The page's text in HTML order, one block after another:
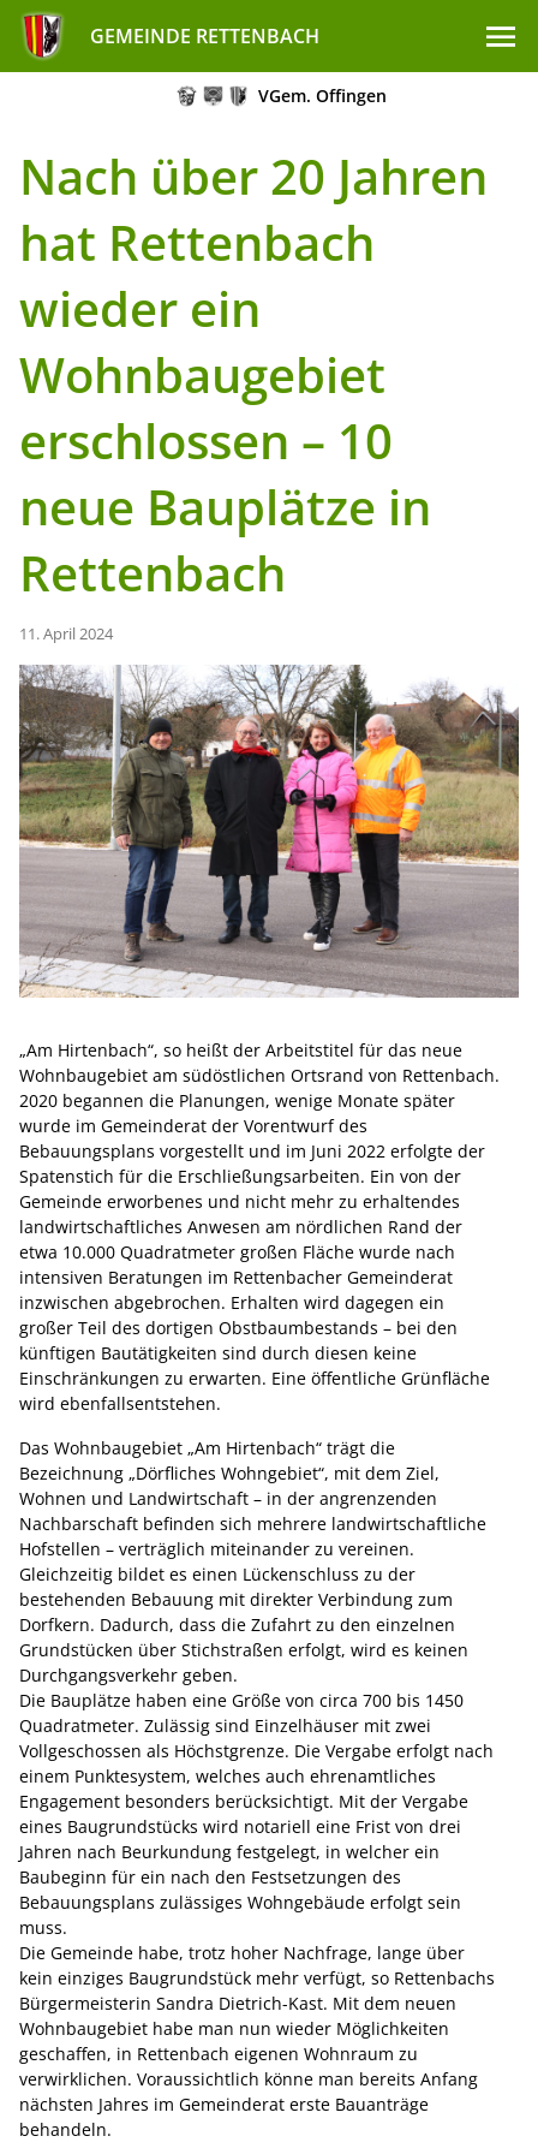
GEMEINDE RETTENBACH
VGem. Offingen
Nach über 20 Jahren
hat Rettenbach
wieder ein
Wohnbaugebiet
erschlossen – 10
neue Bauplätze in
Rettenbach
11. April 2024
„Am Hirtenbach“, so heißt der Arbeitstitel für das neue
Wohnbaugebiet am südöstlichen Ortsrand von Rettenbach.
2020 begannen die Planungen, wenige Monate später
wurde im Gemeinderat der Vorentwurf des
Bebauungsplans vorgestellt und im Juni 2022 erfolgte der
Spatenstich für die Erschließungsarbeiten. Ein von der
Gemeinde erworbenes und nicht mehr zu erhaltendes
landwirtschaftliches Anwesen am nördlichen Rand der
etwa 10.000 Quadratmeter großen Fläche wurde nach
intensiven Beratungen im Rettenbacher Gemeinderat
inzwischen abgebrochen. Erhalten wird dagegen ein
großer Teil des dortigen Obstbaumbestands – bei den
künftigen Bautätigkeiten sind durch diesen keine
Einschränkungen zu erwarten. Eine öffentliche Grünfläche
wird ebenfallsentstehen.
Das Wohnbaugebiet „Am Hirtenbach“ trägt die
Bezeichnung „Dörfliches Wohngebiet“, mit dem Ziel,
Wohnen und Landwirtschaft – in der angrenzenden
Nachbarschaft befinden sich mehrere landwirtschaftliche
Hofstellen – verträglich miteinander zu vereinen.
Gleichzeitig bildet es einen Lückenschluss zu der
bestehenden Bebauung mit direkter Verbindung zum
Dorfkern. Dadurch, dass die Zufahrt zu den einzelnen
Grundstücken über Stichstraßen erfolgt, wird es keinen
Durchgangsverkehr geben.
Die Bauplätze haben eine Größe von circa 700 bis 1450
Quadratmeter. Zulässig sind Einzelhäuser mit zwei
Vollgeschossen als Höchstgrenze. Die Vergabe erfolgt nach
einem Punktesystem, welches auch ehrenamtliches
Engagement besonders berücksichtigt. Mit der Vergabe
eines Baugrundstücks wird notariell eine Frist von drei
Jahren nach Beurkundung festgelegt, in welcher ein
Baubeginn für ein nach den Festsetzungen des
Bebauungsplans zulässiges Wohngebäude erfolgt sein
muss.
Die Gemeinde habe, trotz hoher Nachfrage, lange über
kein einziges Baugrundstück mehr verfügt, so Rettenbachs
Bürgermeisterin Sandra Dietrich-Kast. Mit dem neuen
Wohnbaugebiet habe man nun wieder Möglichkeiten
geschaffen, in Rettenbach eigenen Wohnraum zu
verwirklichen. Voraussichtlich könne man bereits Anfang
nächsten Jahres im Gemeinderat erste Bauanträge
behandeln.